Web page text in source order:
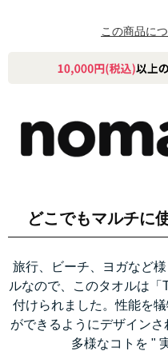
この商品に
どこでもマルチに
旅行、ビーチ、ヨガなど
ルなので、このタオルは「
付けられました。性能を
ができるようにデザインさ
多様なコトを "